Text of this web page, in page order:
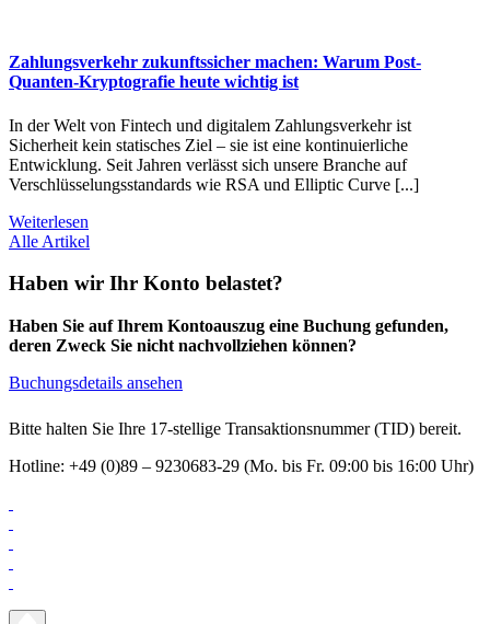
Zahlungsverkehr zukunftssicher machen: Warum Post-
Quanten-Kryptografie heute wichtig ist
In der Welt von Fintech und digitalem Zahlungsverkehr ist
Sicherheit kein statisches Ziel – sie ist eine kontinuierliche
Entwicklung. Seit Jahren verlässt sich unsere Branche auf
Verschlüsselungsstandards wie RSA und Elliptic Curve [...]
Weiterlesen
Alle Artikel
Haben wir Ihr Konto belastet?
Haben Sie auf Ihrem Kontoauszug eine Buchung gefunden,
deren Zweck Sie nicht nachvollziehen können?
Buchungsdetails ansehen
Bitte halten Sie Ihre 17-stellige Transaktionsnummer (TID) bereit.
Hotline: +49 (0)89 – 9230683-29 (Mo. bis Fr. 09:00 bis 16:00 Uhr)